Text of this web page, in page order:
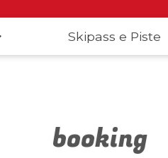
Skipass e Piste
booking